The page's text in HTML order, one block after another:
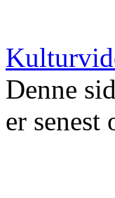
Denne
er senest